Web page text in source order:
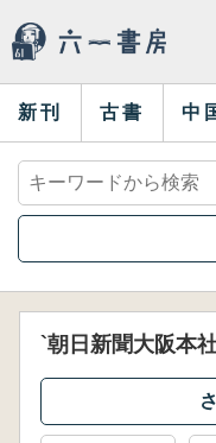
新刊 古書 中
`朝日新聞大阪本